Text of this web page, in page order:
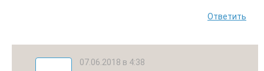
Ответить
07.06.2018 в 4:38